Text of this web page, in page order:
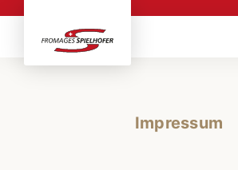
Impressum